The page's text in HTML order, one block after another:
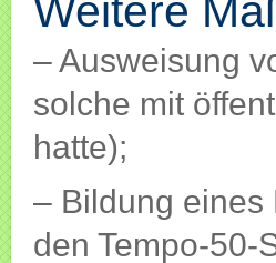
Weitere
– Ausweisung
solche mit
hatte);
– Bildung eines
den Tempo-50-